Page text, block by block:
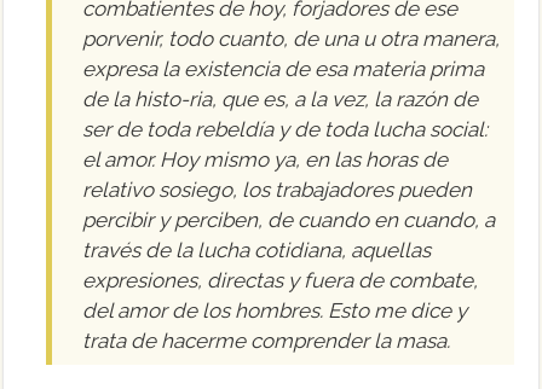
combatientes de hoy, forjadores de ese
porvenir, todo cuanto, de una u otra manera,
expresa la existencia de esa materia prima
de la histo-ria, que es, a la vez, la razón de
ser de toda rebeldía y de toda lucha social:
el amor. Hoy mismo ya, en las horas de
relativo sosiego, los trabajadores pueden
percibir y perciben, de cuando en cuando, a
través de la lucha cotidiana, aquellas
expresiones, directas y fuera de combate,
del amor de los hombres. Esto me dice y
trata de hacerme comprender la masa.